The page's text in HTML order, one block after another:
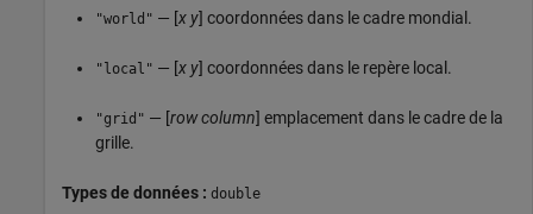
"world" — [x y] coordonnées dans le cadre mondial.
"local" — [x y] coordonnées dans le repère local.
"grid" — [rowcolumn] emplacement dans le cadre de la
grille.
Types de données : double